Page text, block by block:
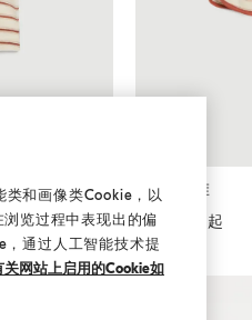
运动短裤
运动短裤
¥3,900.00起
类和画像类Cookie，以
览过程中表现出的偏
通过人工智能技术提
网站上启用的Cookie如